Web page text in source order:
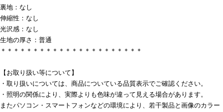
裏地：なし
伸縮性：なし
光沢感：なし
生地の厚さ：普通
＊＊＊＊＊＊＊＊＊＊＊＊＊＊＊＊＊＊＊＊＊＊
【お取り扱い等について】
・取り扱いについては、商品についている品質表示でご確認ください。
・照明の関係により、実際よりも色味が違って見える場合があります。
またパソコン・スマートフォンなどの環境により、若干製品と画像のカラー